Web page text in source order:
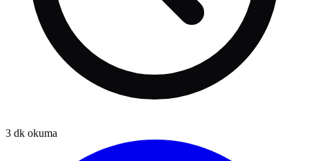
3 dk okuma